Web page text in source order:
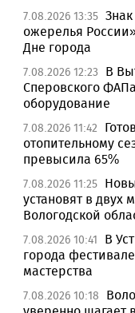
7.08.2026 13:35
ожерелья
Дне города
7.08.2026 12:23
В
Сперовского
оборудование
7.08.2026 11:42
отопительному
превысила 65%
7.08.2026 11:25
установят в двух
Вологодской
7.08.2026 10:41
В
города
мастерства
7.08.2026 10:18